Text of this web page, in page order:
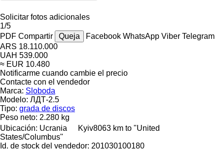
Solicitar fotos adicionales
1/5
PDF Compartir Queja Facebook WhatsApp Viber Telegram
ARS 18.110.000
UAH 539.000
≈ EUR 10.480
Notificarme cuando cambie el precio
Contacte con el vendedor
Marca: Sloboda
Modelo: ЛДТ-2.5
Tipo: grada de discos
Peso neto: 2.280 kg
Ubicación: Ucrania Kyiv8063 km to "United
States/Columbus"
Id. de stock del vendedor: 201030100180